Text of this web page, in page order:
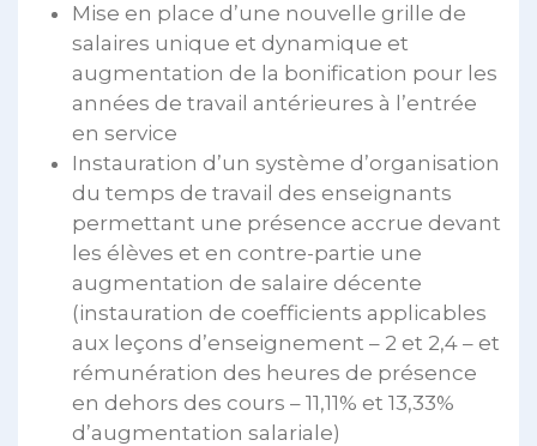
Mise en place d’une nouvelle grille de
salaires unique et dynamique et
augmentation de la bonification pour les
années de travail antérieures à l’entrée
en service
Instauration d’un système d’organisation
du temps de travail des enseignants
permettant une présence accrue devant
les élèves et en contre-partie une
augmentation de salaire décente
(instauration de coefficients applicables
aux leçons d’enseignement – 2 et 2,4 – et
rémunération des heures de présence
en dehors des cours – 11,11% et 13,33%
d’augmentation salariale)